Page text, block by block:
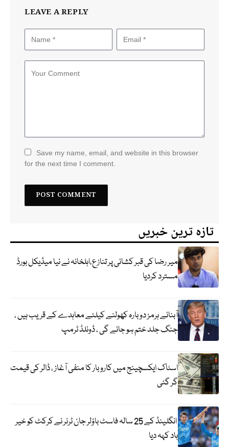
LEAVE A REPLY
Save my name, email, and website in this browser
for the next time I comment.
تازہ ترین خبریں
میر رضا کی قبر کشائی پر تنازع،اہلخانہ نے نیا میڈیکل بورڈ
مسترد کردیا
آبنائے ہرمز دوبارہ کھولنے کیلئے معاہدے کے قریب ہیں ،
جنگ جلد ختم ہو جائے گی ، ڈونلڈ ٹرمپ
اسٹاک ایکسچینج میں کاروبار کا منفی آغاز ، ڈالر کی قیمت
گر گئی
انگلینڈ کے 25 سالہ فاسٹ باؤلر جان ٹرنر نے کرکٹ کو خیر
باد کہہ دیا